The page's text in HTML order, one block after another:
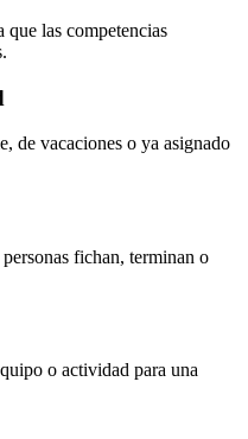
que las competencias
de vacaciones o ya asignado
fichan, terminan o
o actividad para una